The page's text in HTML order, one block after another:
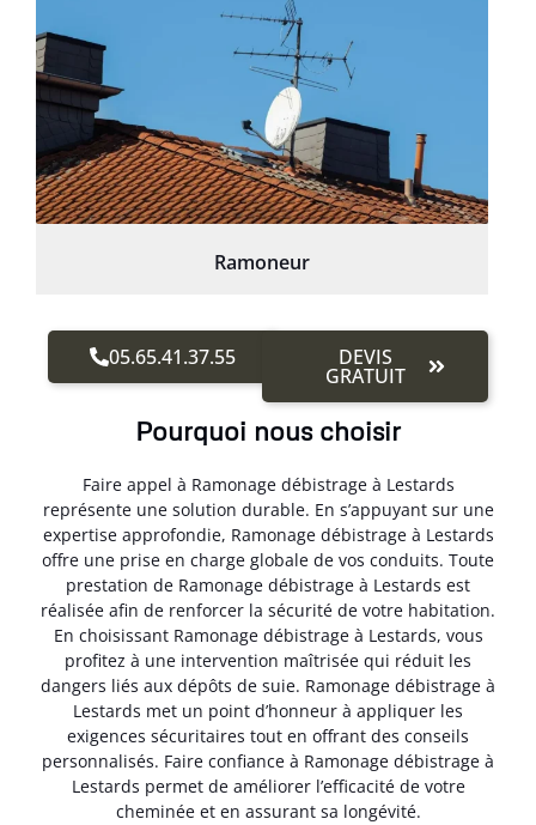
Ramoneur
05.65.41.37.55 DEVIS
GRATUIT
Pourquoi nous choisir
Faire appel à Ramonage débistrage à Lestards
représente une solution durable. En s’appuyant sur une
expertise approfondie, Ramonage débistrage à Lestards
offre une prise en charge globale de vos conduits. Toute
prestation de Ramonage débistrage à Lestards est
réalisée afin de renforcer la sécurité de votre habitation.
En choisissant Ramonage débistrage à Lestards, vous
profitez à une intervention maîtrisée qui réduit les
dangers liés aux dépôts de suie. Ramonage débistrage à
Lestards met un point d’honneur à appliquer les
exigences sécuritaires tout en offrant des conseils
personnalisés. Faire confiance à Ramonage débistrage à
Lestards permet de améliorer l’efficacité de votre
cheminée et en assurant sa longévité.